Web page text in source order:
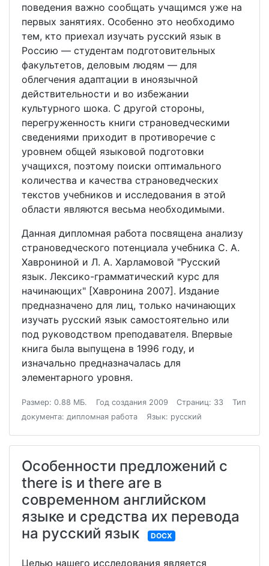
поведения важно сообщать учащимся уже на
первых занятиях. Особенно это необходимо
тем, кто приехал изучать русский язык в
Россию — студентам подготовительных
факультетов, деловым людям — для
облегчения адаптации в иноязычной
действительности и во избежании
культурного шока. С другой стороны,
перегруженность книги страноведческими
сведениями приходит в противоречие с
уровнем общей языковой подготовки
учащихся, поэтому поиски оптимального
количества и качества страноведческих
текстов учебников и исследования в этой
области являются весьма необходимыми.
Данная дипломная работа посвящена анализу
страноведческого потенциала учебника С. А.
Хаврониной и Л. А. Харламовой "Русский
язык. Лексико-грамматический курс для
начинающих" [Хавронина 2007]. Издание
предназначено для лиц, только начинающих
изучать русский язык самостоятельно или
под руководством преподавателя. Впервые
книга была выпущена в 1996 году, и
изначально предназначалась для
элементарного уровня.
Размер: 0.88 МБ. Год создания 2009 Страниц: 33
Тип
документа: дипломная работа
Язык: русский
Особенности предложений с
there is и there are в
современном английском
языке и средства их перевода
на русский язык
DOCX
Целью нашего исследования является